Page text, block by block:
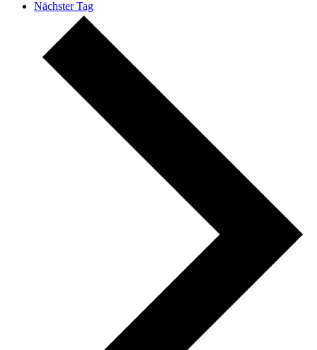
Nächster Tag